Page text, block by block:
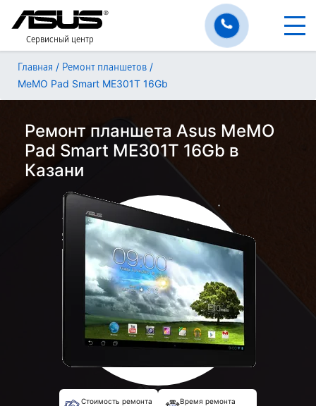
Сервисный центр
Главная / Ремонт планшетов /
MeMO Pad Smart ME301T 16Gb
Ремонт планшета Asus MeMO
Pad Smart ME301T 16Gb в
Казани
Стоимость ремонта Время ремонта